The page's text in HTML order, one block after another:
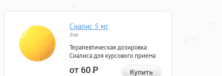
Сиалис 5 мг
5мг
Терапевтическая дозировка
Сиалиса для курсового приема
от 60Р Купить